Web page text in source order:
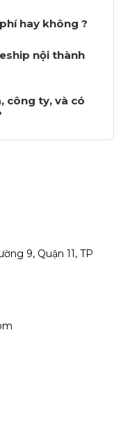
hay không ?
nội thành
công ty, và có
9, Quận 11, TP